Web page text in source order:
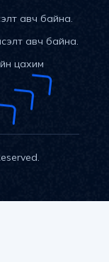
авч байна.
авч байна.
цахим